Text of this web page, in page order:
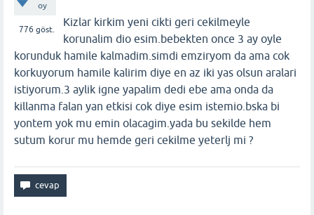
oy
776 göst.
Kizlar kirkim yeni cikti geri cekilmeyle
korunalim dio esim.bebekten once 3 ay oyle
korunduk hamile kalmadim.simdi emziryom da ama cok
korkuyorum hamile kalirim diye en az iki yas olsun aralari
istiyorum.3 aylik igne yapalim dedi ebe ama onda da
killanma falan yan etkisi cok diye esim istemio.bska bi
yontem yok mu emin olacagim.yada bu sekilde hem
sutum korur mu hemde geri cekilme yeterlj mi ?